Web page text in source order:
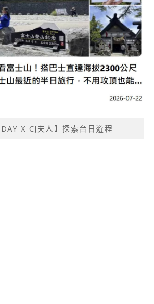
X CJ夫人】探索台日遊程